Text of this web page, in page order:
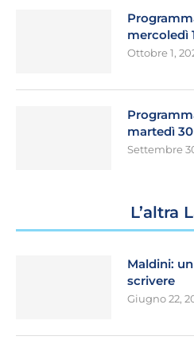
mercoledì
Ottobre 1,
martedì
Settembre
L’altra
Maldini:
scrivere
Giugno 22,